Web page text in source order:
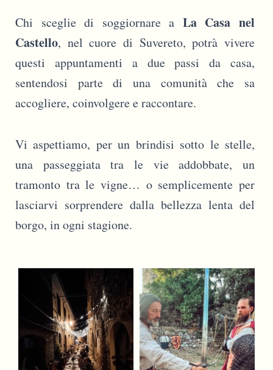
Chi sceglie di soggiornare a La Casa nel
Castello, nel cuore di Suvereto, potrà vivere
questi appuntamenti a due passi da casa,
sentendosi parte di una comunità che sa
accogliere, coinvolgere e raccontare.
Vi aspettiamo, per un brindisi sotto le stelle,
una passeggiata tra le vie addobbate, un
tramonto tra le vigne… o semplicemente per
lasciarvi sorprendere dalla bellezza lenta del
borgo, in ogni stagione.